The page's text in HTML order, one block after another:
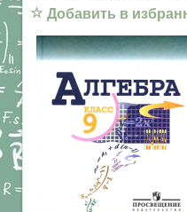
☆ Добавить в